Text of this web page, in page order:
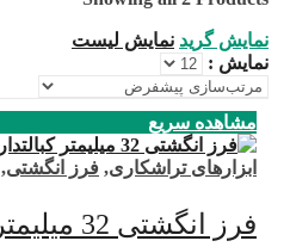
نمایش گرید نمایش لیست
نمایش :
مشاهده سریع
ابزارهای تراشکاری, فرز انگشتی,